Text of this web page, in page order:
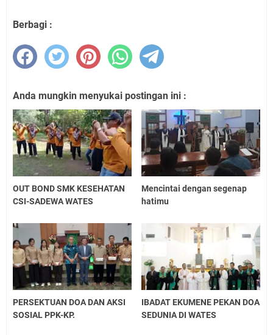
Berbagi :
Anda mungkin menyukai postingan ini :
OUT BOND SMK KESEHATAN
CSI-SADEWA WATES
Mencintai dengan segenap
hatimu
PERSEKTUAN DOA DAN AKSI
SOSIAL PPK-KP.
IBADAT EKUMENE PEKAN DOA
SEDUNIA DI WATES